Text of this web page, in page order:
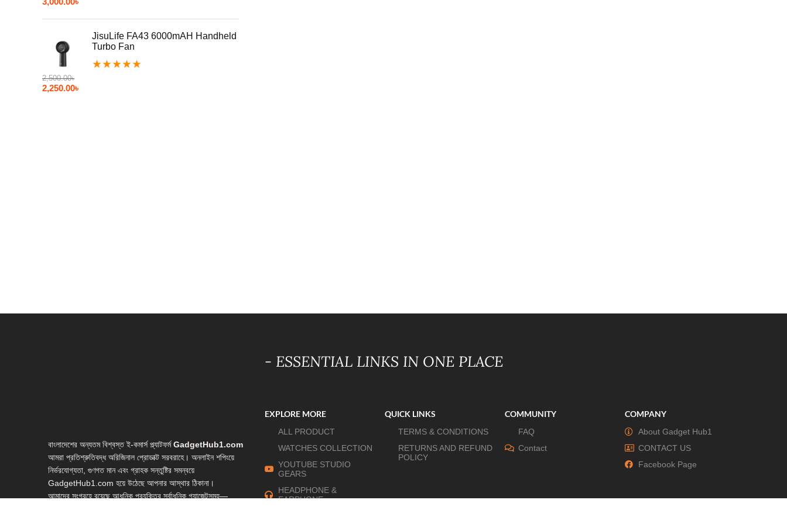
JisuLife FA43 6000mAH Handheld
Turbo Fan
★★★★★
2,500.00৳
2,250.00৳
বাংলাদেশের অন্যতম বিশ্বস্ত ই-কমার্স প্ল্যাটফর্মGadgetHub1.com
আমরা প্রতিশ্রুতিবদ্ধ অরিজিনাল প্রোডাক্ট সরবরাহে। অনলাইন শপিংয়ে
নির্ভরযোগ্যতা, গুণগত মান এবং গ্রাহক সন্তুষ্টির সমন্বয়ে
GadgetHub1.com হয়ে উঠেছে আপনার আস্থার ঠিকানা।
আমাদের সংগ্রহে রয়েছে আধুনিক প্রযুক্তির সর্বাধুনিক গ্যাজেটসমূহ—
- ESSENTIAL LINKS IN ONE PLACE
EXPLORE MORE
ALL PRODUCT
WATCHES COLLECTION
YOUTUBE STUDIO
GEARS
HEADPHONE &
EARPHONE
QUICK LINKS
TERMS & CONDITIONS
RETURNS AND REFUND
POLICY
COMMUNITY
FAQ
Contact
COMPANY
About Gadget Hub1
CONTACT US
Facebook Page